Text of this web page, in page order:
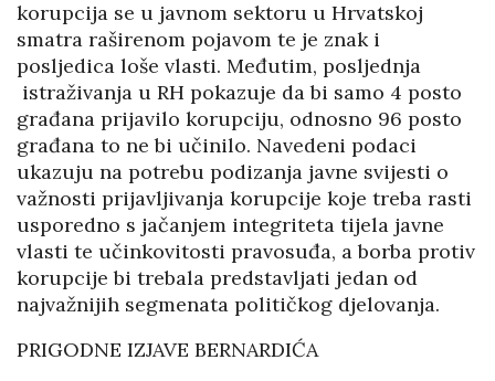
korupcija se u javnom sektoru u Hrvatskoj
smatra raširenom pojavom te je znak i
posljedica loše vlasti. Međutim, posljednja
istraživanja u RH pokazuje da bi samo 4 posto
građana prijavilo korupciju, odnosno 96 posto
građana to ne bi učinilo. Navedeni podaci
ukazuju na potrebu podizanja javne svijesti o
važnosti prijavljivanja korupcije koje treba rasti
usporedno s jačanjem integriteta tijela javne
vlasti te učinkovitosti pravosuđa, a borba protiv
korupcije bi trebala predstavljati jedan od
najvažnijih segmenata političkog djelovanja.
PRIGODNE IZJAVE BERNARDIĆA